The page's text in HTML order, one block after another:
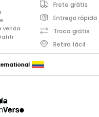
venda
Frete grátis
Entrega rápida
Troca grátis
Retira fácil